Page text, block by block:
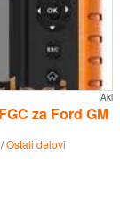
Aki
za Ford GM
/Ostali delovi